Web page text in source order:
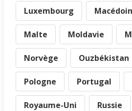
Luxembourg
Malte Moldavie
Norvège Ouzbékistan
Pologne Portugal
Royaume-Uni Russie